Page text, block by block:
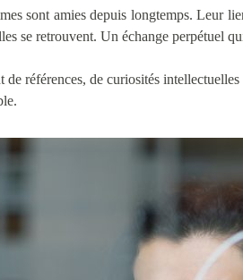
sont amies depuis longtemps. Leur
se retrouvent. Un échange perpétuel
références, de curiosités